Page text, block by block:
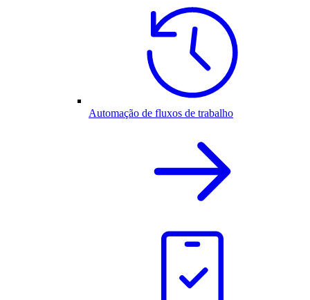
Automação de fluxos de trabalho